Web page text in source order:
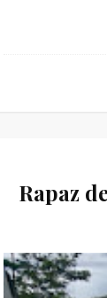
Rapaz